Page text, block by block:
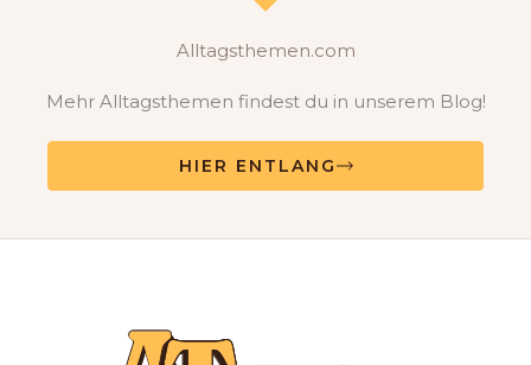
Alltagsthemen.com
Mehr Alltagsthemen findest du in unserem Blog!
HIER ENTLANG